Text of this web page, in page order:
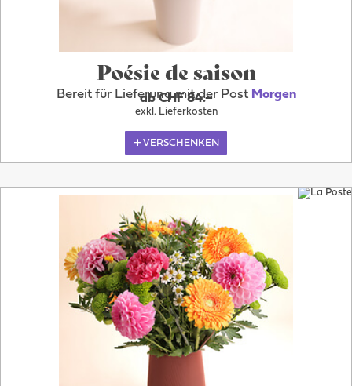
Poésie de saison
Bereit für Lieferung mit der Post Morgen
ab CHF 84.–
exkl. Lieferkosten
VERSCHENKEN